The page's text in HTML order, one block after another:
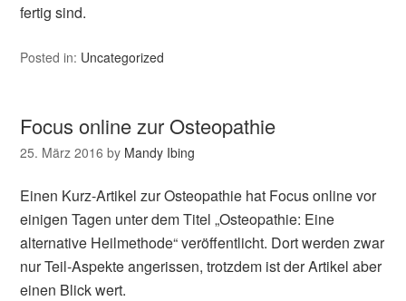
fertig sind.
Posted in: Uncategorized
Focus online zur Osteopathie
25. März 2016 by Mandy Ibing
Einen Kurz-Artikel zur Osteopathie hat Focus online vor
einigen Tagen unter dem Titel „Osteopathie: Eine
alternative Heilmethode“ veröffentlicht. Dort werden zwar
nur Teil-Aspekte angerissen, trotzdem ist der Artikel aber
einen Blick wert.